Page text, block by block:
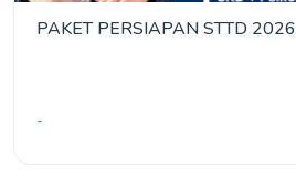
PAKET PERSIAPAN STTD 2026
-